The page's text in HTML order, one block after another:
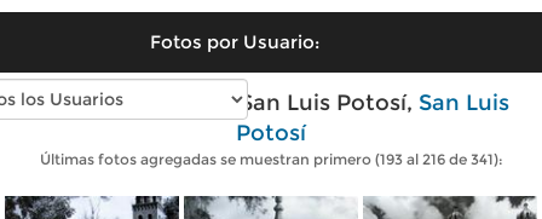
Fotos por Usuario:
Fotos antiguas de San Luis Potosí, San Luis
Potosí
Últimas fotos agregadas se muestran primero (193 al 216 de 341):